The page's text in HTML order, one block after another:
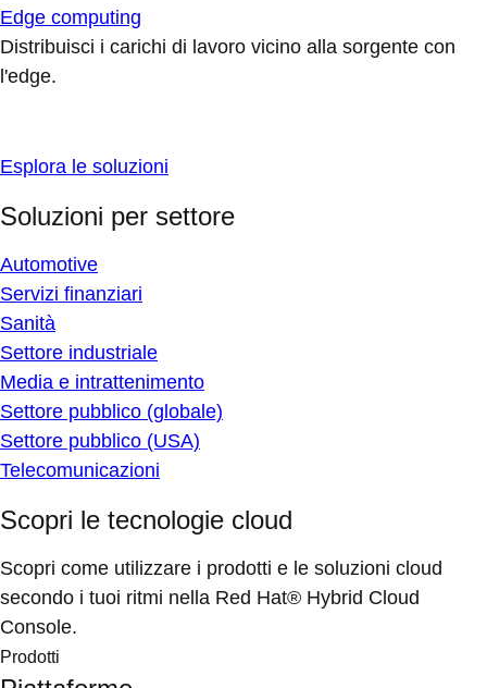
Edge computing
Distribuisci i carichi di lavoro vicino alla sorgente con
l'edge.
Esplora le soluzioni
Soluzioni per settore
Automotive
Servizi finanziari
Sanità
Settore industriale
Media e intrattenimento
Settore pubblico (globale)
Settore pubblico (USA)
Telecomunicazioni
Scopri le tecnologie cloud
Scopri come utilizzare i prodotti e le soluzioni cloud
secondo i tuoi ritmi nella Red Hat® Hybrid Cloud
Console.
Prodotti